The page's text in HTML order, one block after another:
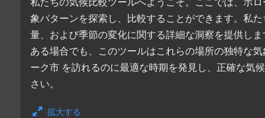
象パターンを探索し、比較することができます。私
量、および季節の変化に関する詳細な洞察を提供し
ある場合でも、このツールはこれらの場所の独特な
ーク市 を訪れるのに最適な時期を発見し、正確な気
さい。
拡大する